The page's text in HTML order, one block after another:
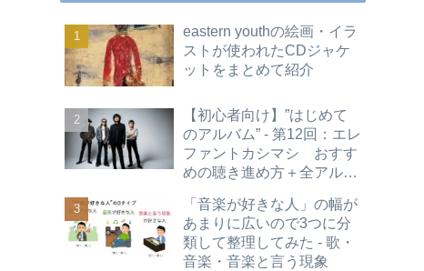
eastern youthの絵画・イラ
ストが使われたCDジャケ
ットをまとめて紹介
【初心者向け】”はじめて
のアルバム” - 第12回：エレ
ファントカシマシ おすす
めの聴き進め方＋全アルバ
「音楽が好きな人」の幅が
あまりに広いので3つに分
類して整理してみた - 歌・
音楽・音楽と言う現象